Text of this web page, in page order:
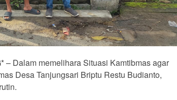
Dalam memelihara Situasi Kamtibmas agar
Desa Tanjungsari Briptu Restu Budianto,